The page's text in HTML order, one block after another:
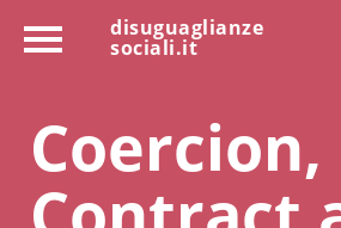
disuguaglianze
sociali.it
Coercion,